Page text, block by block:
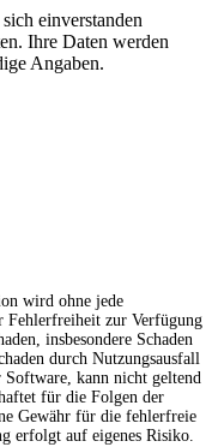
einverstanden
Ihre Daten werden
Angaben.
wird ohne jede
zur Verfügung
insbesondere Schaden
durch Nutzungsausfall
kann nicht geltend
für die Folgen der
Gewähr für die fehlerfreie
erfolgt auf eigenes Risiko.